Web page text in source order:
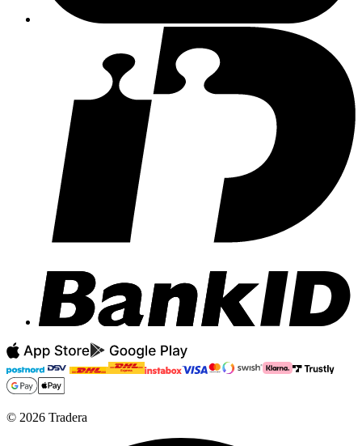
© 2026 Tradera